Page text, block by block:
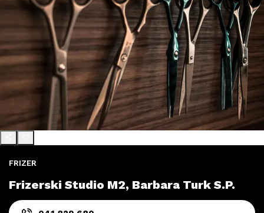
FRIZER
Frizerski Studio M2, Barbara Turk S.P.